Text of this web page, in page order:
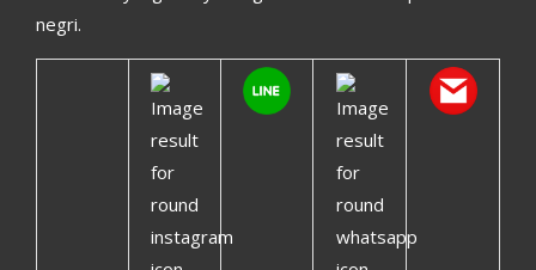
negri.